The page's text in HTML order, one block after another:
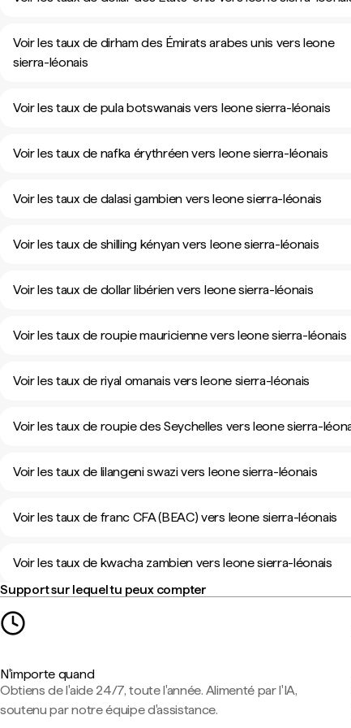
Voir les taux de dirham des Émirats arabes unis vers leone
sierra-léonais
Voir les taux de pula botswanais vers leone sierra-léonais
Voir les taux de nafka érythréen vers leone sierra-léonais
Voir les taux de dalasi gambien vers leone sierra-léonais
Voir les taux de shilling kényan vers leone sierra-léonais
Voir les taux de dollar libérien vers leone sierra-léonais
Voir les taux de roupie mauricienne vers leone sierra-léonais
Voir les taux de riyal omanais vers leone sierra-léonais
Voir les taux de roupie des Seychelles vers leone sierra-
Voir les taux de lilangeni swazi vers leone sierra-léonais
Voir les taux de franc CFA (BEAC) vers leone sierra-léonais
Voir les taux de kwacha zambien vers leone sierra-léonais
Support sur lequel tu peux compter
N'importe quand
Obtiens de l'aide 24/7, toute l'année. Alimenté par l'IA,
soutenu par notre équipe d'assistance.